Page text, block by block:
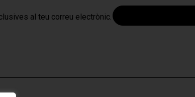
al teu correu electrònic.